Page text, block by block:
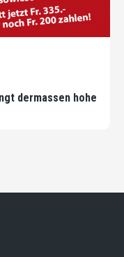
dermassen hohe